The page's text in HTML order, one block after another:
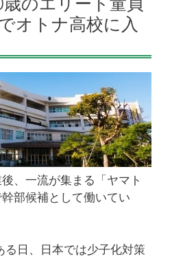
オトナ高校に入
、一流が集まる「ヤマト
部候補として働いてい
る日、日本では少子化対策